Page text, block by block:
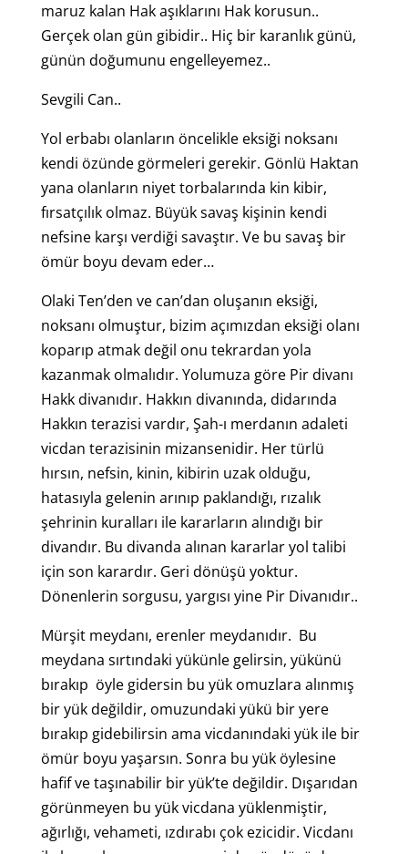
maruz kalan Hak aşıklarını Hak korusun..
Gerçek olan gün gibidir.. Hiç bir karanlık günü,
günün doğumunu engelleyemez..
Sevgili Can..
Yol erbabı olanların öncelikle eksiği noksanı
kendi özünde görmeleri gerekir. Gönlü Haktan
yana olanların niyet torbalarında kin kibir,
fırsatçılık olmaz. Büyük savaş kişinin kendi
nefsine karşı verdiği savaştır. Ve bu savaş bir
ömür boyu devam eder…
Olaki Ten’den ve can’dan oluşanın eksiği,
noksanı olmuştur, bizim açımızdan eksiği olanı
koparıp atmak değil onu tekrardan yola
kazanmak olmalıdır. Yolumuza göre Pir divanı
Hakk divanıdır. Hakkın divanında, didarında
Hakkın terazisi vardır, Şah-ı merdanın adaleti
vicdan terazisinin mizansenidir. Her türlü
hırsın, nefsin, kinin, kibirin uzak olduğu,
hatasıyla gelenin arınıp paklandığı, rızalık
şehrinin kuralları ile kararların alındığı bir
divandır. Bu divanda alınan kararlar yol talibi
için son karardır. Geri dönüşü yoktur.
Dönenlerin sorgusu, yargısı yine Pir Divanıdır..
Mürşit meydanı, erenler meydanıdır. Bu
meydana sırtındaki yükünle gelirsin, yükünü
bırakıp öyle gidersin bu yük omuzlara alınmış
bir yük değildir, omuzundaki yükü bir yere
bırakıp gidebilirsin ama vicdanındaki yük ile bir
ömür boyu yaşarsın. Sonra bu yük öylesine
hafif ve taşınabilir bir yük’te değildir. Dışarıdan
görünmeyen bu yük vicdana yüklenmiştir,
ağırlığı, vehameti, ızdırabı çok ezicidir. Vicdanı